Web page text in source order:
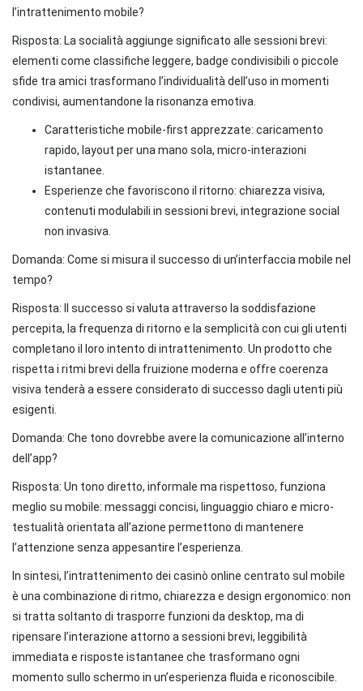
l’intrattenimento mobile?
Risposta: La socialità aggiunge significato alle sessioni brevi:
elementi come classifiche leggere, badge condivisibili o piccole
sfide tra amici trasformano l’individualità dell’uso in momenti
condivisi, aumentandone la risonanza emotiva.
Caratteristiche mobile-first apprezzate: caricamento
rapido, layout per una mano sola, micro-interazioni
istantanee.
Esperienze che favoriscono il ritorno: chiarezza visiva,
contenuti modulabili in sessioni brevi, integrazione social
non invasiva.
Domanda: Come si misura il successo di un’interfaccia mobile nel
tempo?
Risposta: Il successo si valuta attraverso la soddisfazione
percepita, la frequenza di ritorno e la semplicità con cui gli utenti
completano il loro intento di intrattenimento. Un prodotto che
rispetta i ritmi brevi della fruizione moderna e offre coerenza
visiva tenderà a essere considerato di successo dagli utenti più
esigenti.
Domanda: Che tono dovrebbe avere la comunicazione all’interno
dell’app?
Risposta: Un tono diretto, informale ma rispettoso, funziona
meglio su mobile: messaggi concisi, linguaggio chiaro e micro-
testualità orientata all’azione permettono di mantenere
l’attenzione senza appesantire l’esperienza.
In sintesi, l’intrattenimento dei casinò online centrato sul mobile
è una combinazione di ritmo, chiarezza e design ergonomico: non
si tratta soltanto di trasporre funzioni da desktop, ma di
ripensare l’interazione attorno a sessioni brevi, leggibilità
immediata e risposte istantanee che trasformano ogni
momento sullo schermo in un’esperienza fluida e riconoscibile.